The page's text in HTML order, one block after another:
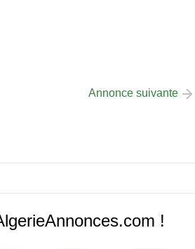
Annonce suivante
!